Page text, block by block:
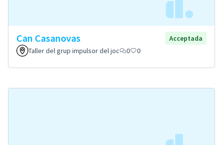
Can Casanovas
Acceptada
Taller del grup impulsor del joc
0 0